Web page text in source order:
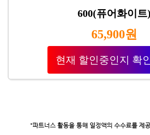
600(퓨어화이트)
65,900원
현재 할인중인지 확